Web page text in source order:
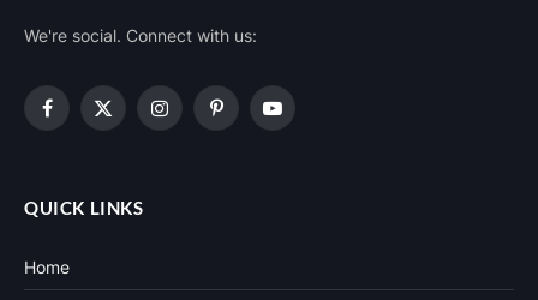
We're social. Connect with us:
Facebook
X
InstagramPinterestYouTube
QUICK LINKS
Home